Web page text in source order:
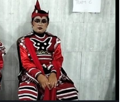
Tak Sesuai Dokumen